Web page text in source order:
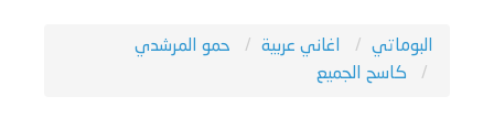
البوماتي اغاني عربية
حمو المرشدي
كاسح الجميع